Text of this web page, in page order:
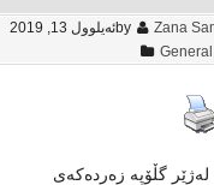
by Zana
ئەیلوول 13, 2019
General
گڵۆپە زەردەکەی